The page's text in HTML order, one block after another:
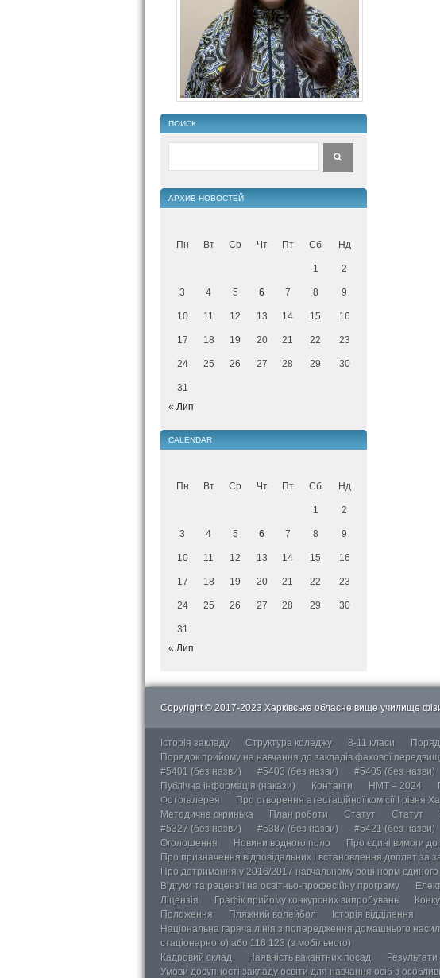
ПОИСК
АРХИВ НОВОСТЕЙ
Пн Вт Ср Чт Пт Сб Нд
1 2
3 4 5 6 7 8 9
10 11 12 13 14 15 16
17 18 19 20 21 22 23
24 25 26 27 28 29 30
31
« Лип
CALENDAR
Пн Вт Ср Чт Пт Сб Нд
1 2
3 4 5 6 7 8 9
10 11 12 13 14 15 16
17 18 19 20 21 22 23
24 25 26 27 28 29 30
31
« Лип
Copyright © 2017-2023 Харківське обласне вище училище
Історія закладу Структура коледжу 8-11 класи
Порядок прийому на навчання до закладів фахової
#5401 (без назви)
#5403 (без назви) #5405 (без назви)
Публічна інформація (накази)
Контакти НМТ – 2024
Фотогалерея
Про створення атестаційної комісії І рівня
Методична скринька
План роботи Статут Статут
#5327 (без назви)
#5387 (без назви) #5421 (без назви)
Оголошення
Новини водного поло Про єдині вимоги
Про призначення відповідальних і встановлення доплат за
Про дотримання у 2016/2017 навчальному році норм
Відгуки та рецензії на освітньо-професійну програму
Ліцензія
Графік прийому конкурсних випробувань
Положення
Пляжний волейбол
Історія відділення
Національна гаряча лінія з попередження домашнього
стаціонарного) або 116 123 (з мобільного)
Кадровий склад
Наявність вакантних посад
Результати
Умови досупності закладу освіти для навчання осіб з